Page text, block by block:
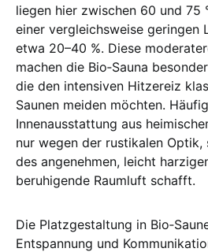
liegen hier zwischen 60 und 75
einer vergleichsweise
etwa 20–40 %. Diese
machen die Bio‑Sauna
die den intensiven Hitzereiz
Saunen meiden möchten.
Innenausstattung aus
nur wegen der rustikalen Optik,
des angenehmen, leicht
beruhigende Raumluft schafft.
Die Platzgestaltung in
Entspannung und